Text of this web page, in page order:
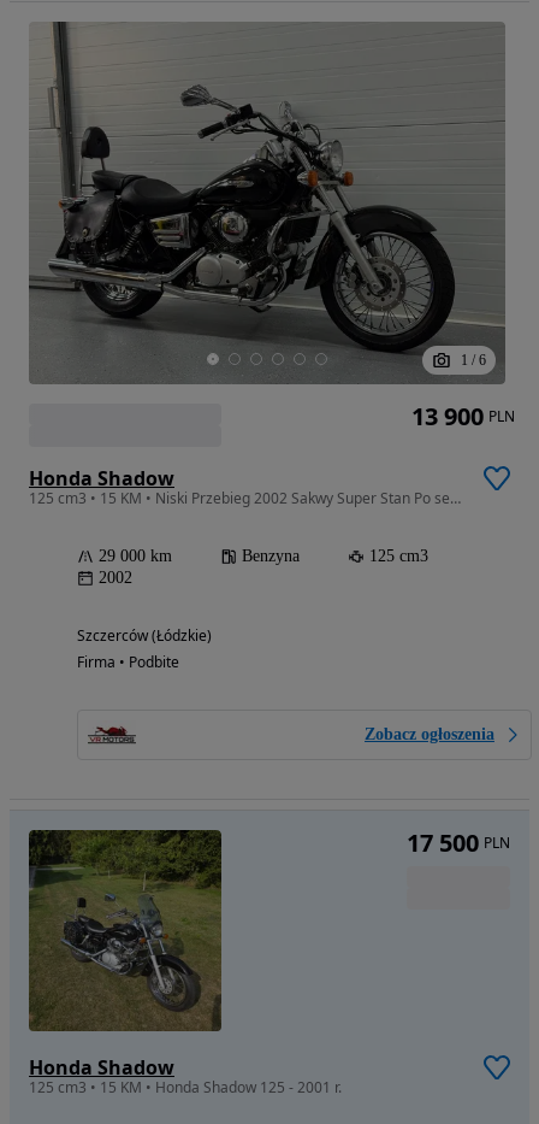
1 / 6
Honda Shadow
125 cm3 • 15 KM • Niski Przebieg 2002 Sakwy Super Stan Po serwisie Raty Transport
29 000 km Benzyna
125 cm3
2002
Szczerców (Łódzkie)
Firma • Podbite
Zobacz ogłoszenia
13 900 PLN
Honda Shadow
125 cm3 • 15 KM • Honda Shadow 125 - 2001 r.
17 500 PLN